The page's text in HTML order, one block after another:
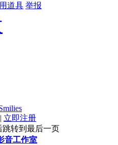
道具 举报
| 立即注册
跳转到最后一页
音工作室